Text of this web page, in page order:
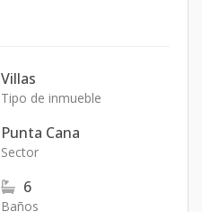
Villas
Tipo de inmueble
Punta Cana
Sector
6
Baños